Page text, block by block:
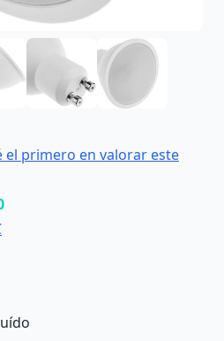
el primero en valorar este